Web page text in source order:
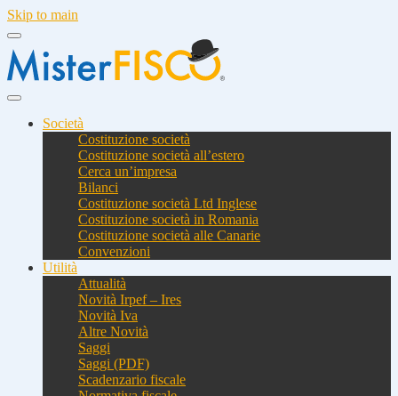
Skip to main
Società
Costituzione società
Costituzione società all’estero
Cerca un’impresa
Bilanci
Costituzione società Ltd Inglese
Costituzione società in Romania
Costituzione società alle Canarie
Convenzioni
Utilità
Attualità
Novità Irpef – Ires
Novità Iva
Altre Novità
Saggi
Saggi (PDF)
Scadenzario fiscale